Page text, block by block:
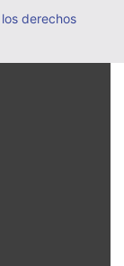
derechos